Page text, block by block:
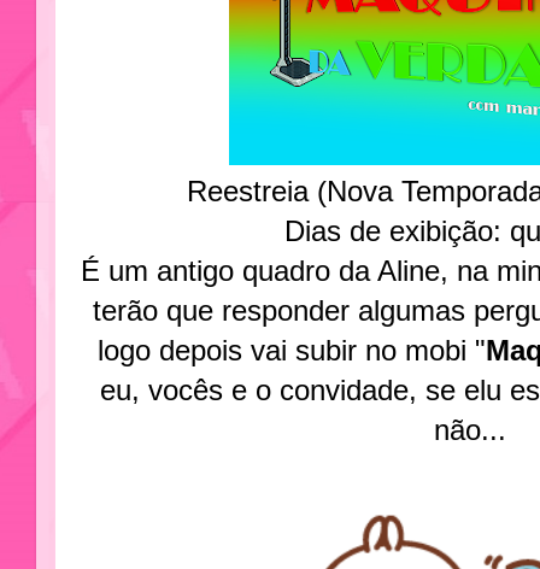
Reestreia (Nova
Dias de exibição:
É um antigo quadro da Aline, na
terão que responder algumas
logo depois vai subir no mobi "
eu, vocês e o convidade, se elu
não...